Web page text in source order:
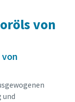
von
und